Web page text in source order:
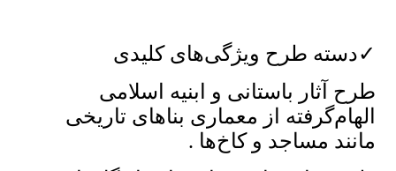
✓دسته طرح ویژگی‌های کلیدی
طرح آثار باستانی و ابنیه اسلامی
الهام‌گرفته از معماری بناهای تاریخی
مانند مساجد و کاخ‌ها .